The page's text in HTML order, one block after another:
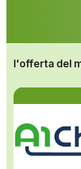
l'offerta del